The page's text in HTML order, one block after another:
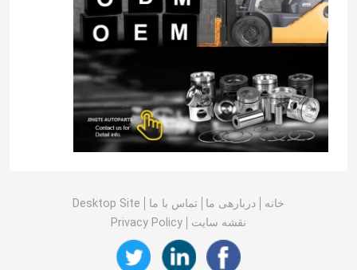
دربارهی ما
کنترل کیفیت
درخواست نقل قول
قطعات موتور دیزل
خانه دربارهی ما تماس با ما
Desktop Site
نقشه سایت
Privacy Policy